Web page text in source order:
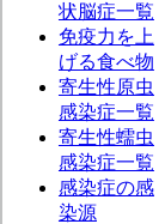
状脳症一覧
免疫力を上
げる食べ物
寄生性原虫
感染症一覧
寄生性蠕虫
感染症一覧
感染症の感
染源